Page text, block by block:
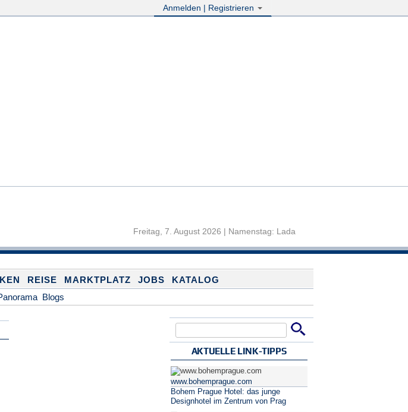
Anmelden | Registrieren
Freitag, 7. August 2026 | Namenstag: Lada
REISE MARKTPLATZ JOBS
KATALOG
Blogs
AKTUELLE LINK-TIPPS
www.bohemprague.com
Bohem Prague Hotel: das junge
Designhotel im Zentrum von Prag